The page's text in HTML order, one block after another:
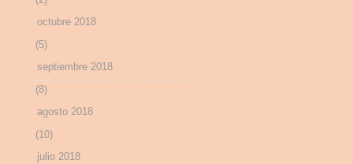
octubre 2018
(5)
septiembre 2018
(8)
agosto 2018
(10)
julio 2018